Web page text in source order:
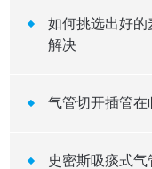
如何挑选出好
解决
气管切开插管在
史密斯吸痰式